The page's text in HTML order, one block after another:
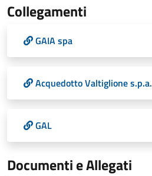
Collegamenti
GAIA spa
Acquedotto Valtiglione s.p.a.
GAL
Documenti e Allegati